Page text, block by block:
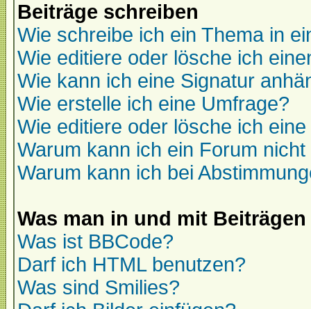
Beiträge schreiben
Wie schreibe ich ein Thema in
Wie editiere oder lösche ich
Wie kann ich eine Signatur
Wie erstelle ich eine Umfrage?
Wie editiere oder lösche ich
Warum kann ich ein Forum
Warum kann ich bei
Was man in und mit
Was ist BBCode?
Darf ich HTML benutzen?
Was sind Smilies?